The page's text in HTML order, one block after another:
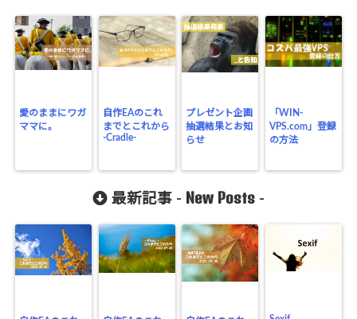
愛のままにワガ
ママに。
自作EAのこれ
までとこれから
-Cradle-
プレゼント企画
抽選結果とお知
らせ
「WIN-
VPS.com」登録
の方法
最新記事 - New Posts -